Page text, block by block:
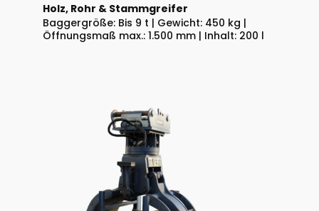
Holz, Rohr & Stammgreifer
Baggergröße: Bis 9 t | Gewicht: 450 kg |
Öffnungsmaß max.: 1.500 mm | Inhalt: 200 l